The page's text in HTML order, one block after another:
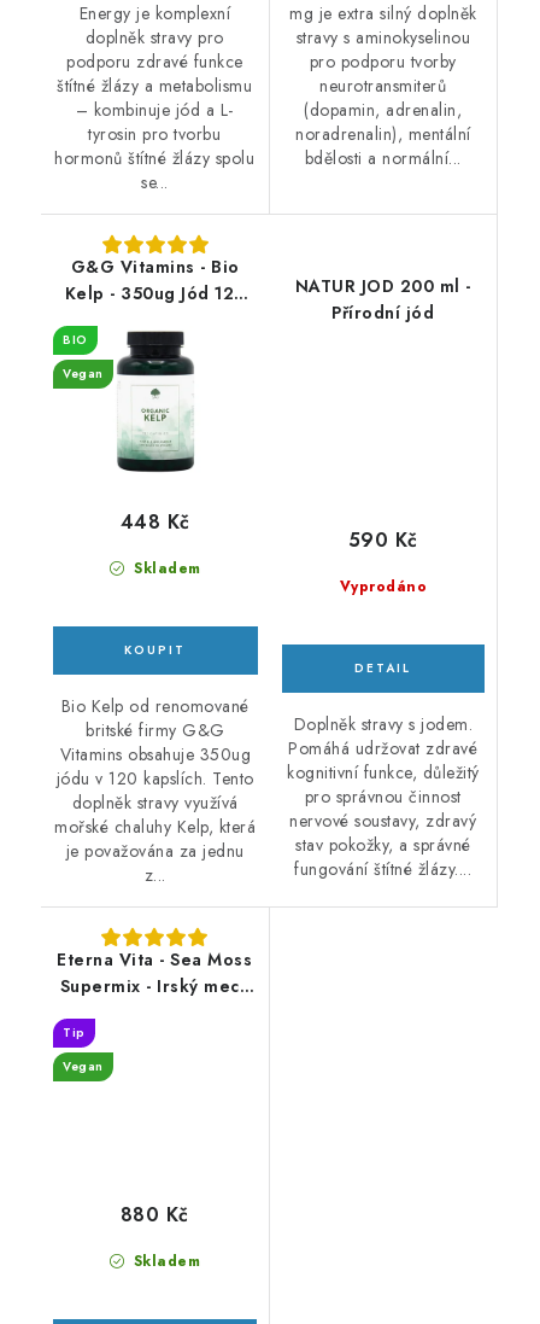
Energy je komplexní
doplněk stravy pro
podporu zdravé funkce
štítné žlázy a metabolismu
– kombinuje jód a L-
tyrosin pro tvorbu
hormonů štítné žlázy spolu
se...
mg je extra silný doplněk
stravy s aminokyselinou
pro podporu tvorby
neurotransmiterů
(dopamin, adrenalin,
noradrenalin), mentální
bdělosti a normální...
G&G Vitamins - Bio
Kelp - 350ug Jód 120
BIO
Vegan
Skladem
448 Kč
Bio Kelp od renomované
britské firmy G&G
Vitamins obsahuje 350ug
jódu v 120 kapslích. Tento
doplněk stravy využívá
mořské chaluhy Kelp, která
je považována za jednu
z...
NATUR JOD 200 ml -
Přírodní jód
Vyprodáno
590 Kč
Doplněk stravy s jodem.
Pomáhá udržovat zdravé
kognitivní funkce, důležitý
pro správnou činnost
nervové soustavy, zdravý
stav pokožky, a správné
fungování štítné žlázy....
Eterna Vita - Sea Moss
Supermix - Irský mech
Supermix - 60 kapslí
Tip
Vegan
Skladem
880 Kč